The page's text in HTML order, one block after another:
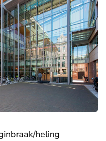
heling